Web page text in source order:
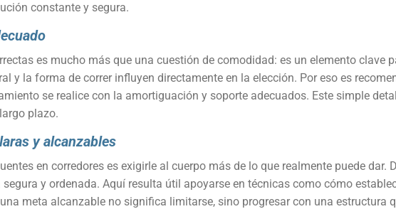
constante y segura.
es mucho más que una cuestión de comodidad: es un elemento
y la forma de correr influyen directamente en la elección. Por eso es
se realice con la amortiguación y soporte adecuados. Este simple
plazo.
y alcanzables
en corredores es exigirle al cuerpo más de lo que realmente puede
y ordenada. Aquí resulta útil apoyarse en técnicas como cómo
meta alcanzable no significa limitarse, sino progresar con una